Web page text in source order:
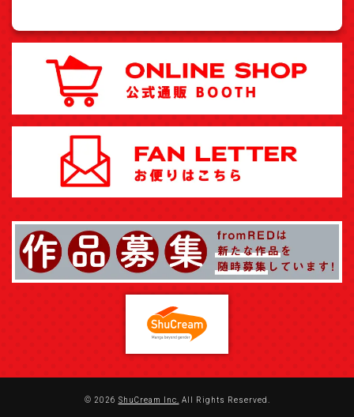
© 2026 ShuCream Inc. All Rights Reserved.